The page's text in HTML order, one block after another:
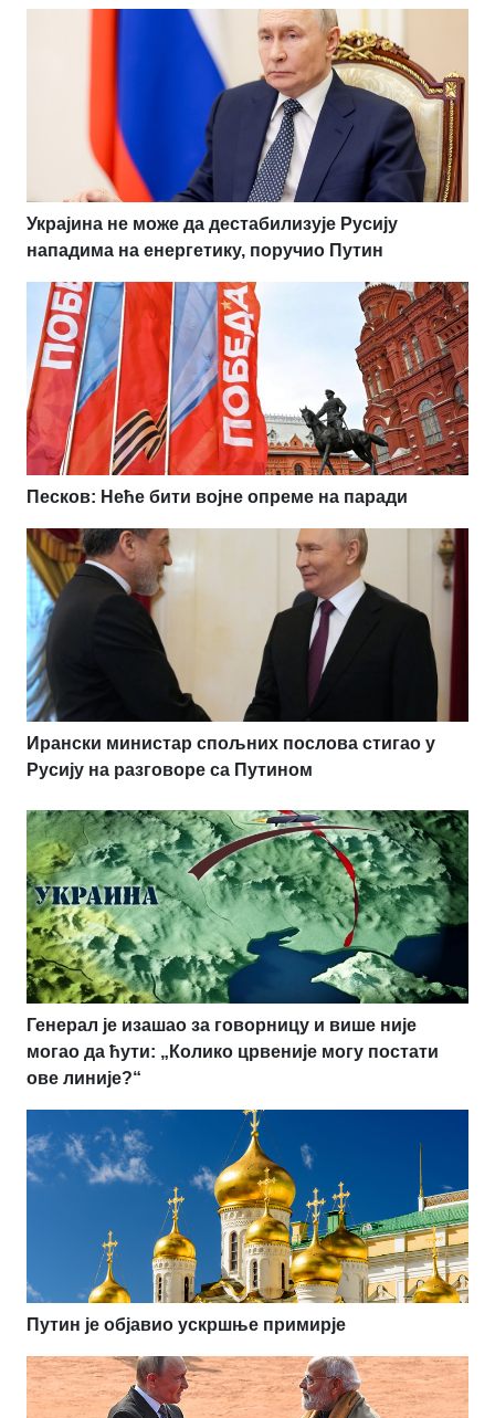
Украјина не може да дестабилизује Русију
нападима на енергетику, поручио Путин
Песков: Неће бити војне опреме на паради
Ирански министар спољних послова стигао у
Русију на разговоре са Путином
Генерал је изашао за говорницу и више није
могао да ћути: „Колико црвеније могу постати
ове линије?“
Путин је објавио ускршње примирје